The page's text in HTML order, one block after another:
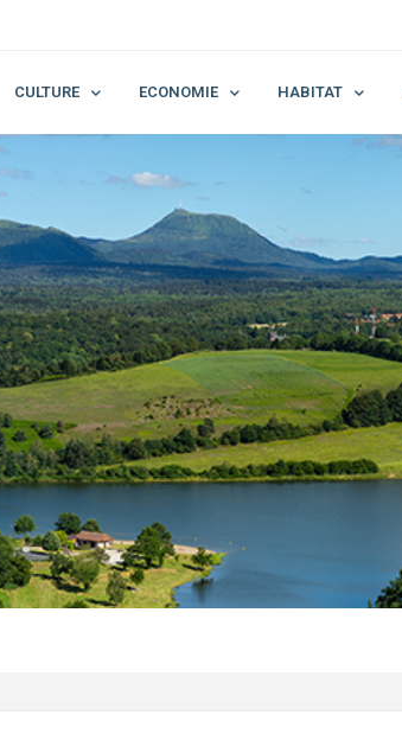
CULTURE ECONOMIE HABITAT